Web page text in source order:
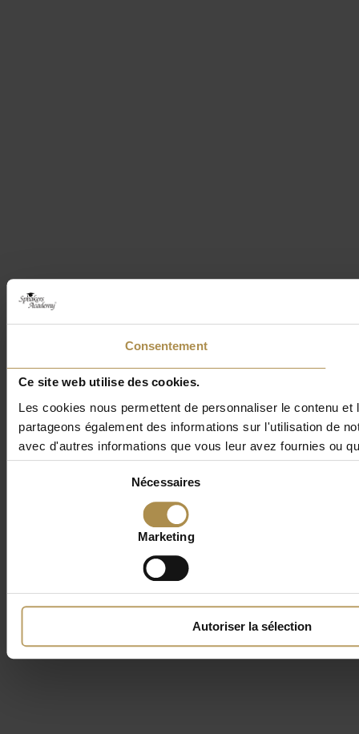
Consentement
Ce site web utilise des cookies.
Les cookies nous permettent de personnaliser le contenu
partageons également des informations sur l'utilisation de
avec d'autres informations que vous leur avez fournies ou
Nécessaires
Marketing
Autoriser la sélection